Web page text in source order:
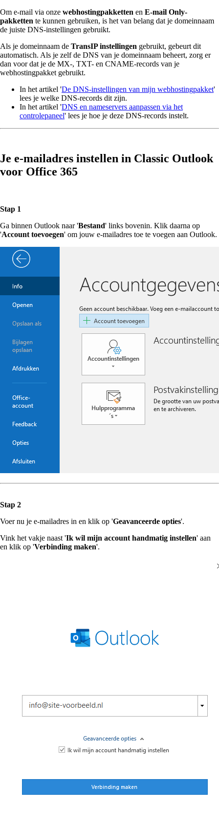
Om e-mail via onze webhostingpakketten en E-mail Only-
pakketten te kunnen gebruiken, is het van belang dat je domeinnaam
de juiste DNS-instellingen gebruikt.
Als je domeinnaam de TransIP instellingen gebruikt, gebeurt dit
automatisch. Als je zelf de DNS van je domeinnaam beheert, zorg er
dan voor dat je de MX-, TXT- en CNAME-records van je
webhostingpakket gebruikt.
In het artikel 'De DNS-instellingen van mijn webhostingpakket'
lees je welke DNS-records dit zijn.
In het artikel 'DNS en nameservers aanpassen via het
controlepaneel' lees je hoe je deze DNS-records instelt.
Je e-mailadres instellen in Classic Outlook
voor Office 365
Stap 1
Ga binnen Outlook naar 'Bestand' links bovenin. Klik daarna op
'Account toevoegen' om jouw e-mailadres toe te voegen aan Outlook.
Stap 2
Voer nu je e-mailadres in en klik op 'Geavanceerde opties'.
Vink het vakje naast 'Ik wil mijn account handmatig instellen' aan
en klik op 'Verbinding maken'.